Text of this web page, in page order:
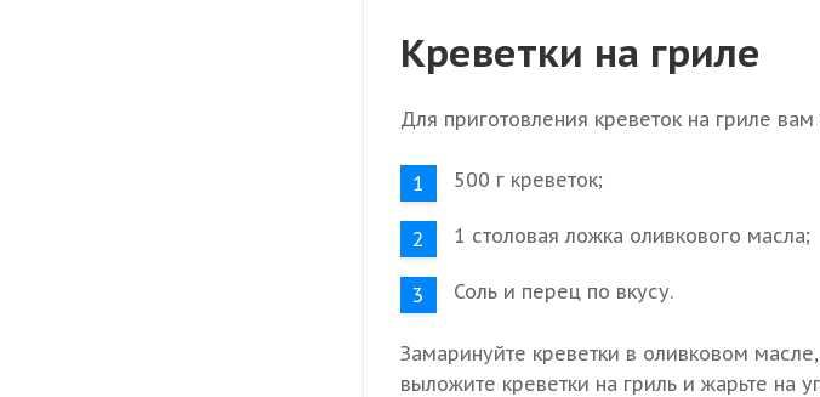
Креветки на гриле
Для приготовления креветок на гриле
500 г креветок;
1 столовая ложка оливкового масла;
Соль и перец по вкусу.
Замаринуйте креветки в оливковом
выложите креветки на гриль и жарьте на